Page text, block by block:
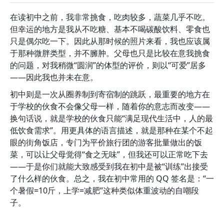
在读初中之前，我非常挑食，吃肉较多，蔬菜几乎不吃。
但幸运的地方是我从不吃糖、基本不喝碳酸饮料、零食也
只是偶尔吃一下。因此从那时候的照片来看，我也应该属
于那种微胖类型，并不臃肿。父母也只是比较在意我挑食
的问题，对我稍微“圆润”的体型的评价，则以“可爱”居多
——因此我也并未在意。
初中则是一次从圈养制到寄宿制的跳跃，最重要的地方在
于学校的伙食不会像父母一样，随着你的意志而改变——
换句话说，就是学校的伙食只能“满足现代生活中，人的最
低饮食需求”。用更具体的语言描述，就是那种在某个不起
眼的街角饭店，专门为平价旅行团的游客批量做出的饭
菜，可以让父母觉得“食之无味”，但我还可以正常吃下去
——于是你们就能大致感受到我在初中是被“训练”出接受
了什么样的伙食。总之，我在初中常用的 QQ 签名是：“一
个暑假=10斤，上学=减肥”这种类似体重波动的自嘲段
子。